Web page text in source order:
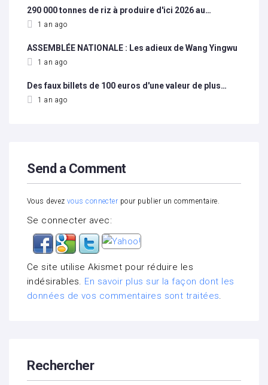
290 000 tonnes de riz à produire d'ici 2026 au…
1 an ago
ASSEMBLÉE NATIONALE : Les adieux de Wang Yingwu
1 an ago
Des faux billets de 100 euros d'une valeur de plus…
1 an ago
Send a Comment
Vous devez vous connecter pour publier un commentaire.
Se connecter avec:
Ce site utilise Akismet pour réduire les
indésirables. En savoir plus sur la façon dont les
données de vos commentaires sont traitées
Rechercher